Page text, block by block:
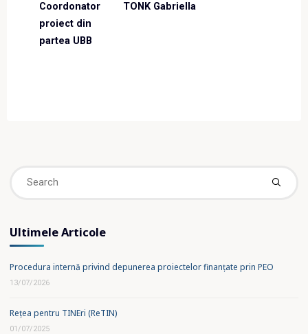
Coordonator
proiect din
partea UBB
TONK Gabriella
Ultimele Articole
Procedura internă privind depunerea proiectelor finanțate prin PEO
13/07/2026
Rețea pentru TINEri (ReTIN)
01/07/2025